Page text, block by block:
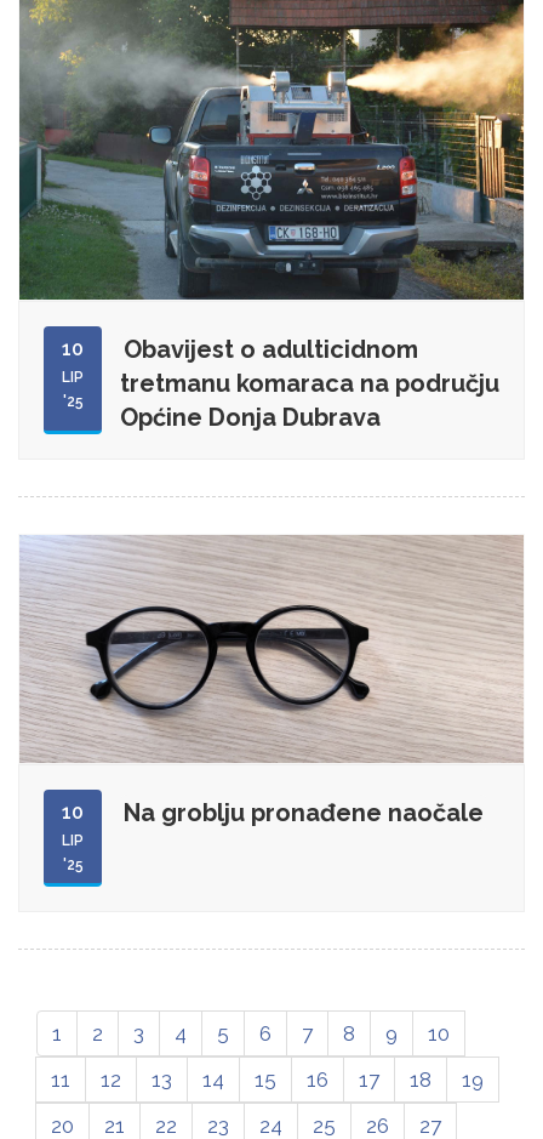
10
LIP
'25
Obavijest o adulticidnom
tretmanu komaraca na području
Općine Donja Dubrava
10
LIP
'25
Na groblju pronađene naočale
1 2 3 4 5 6 7 8 9
10
11
12 13 14 15 16 17 18
19
20
21 22 23 24 25 26
27